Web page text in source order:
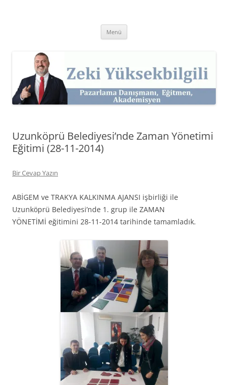
Kişisel Web Sitesi.
Menü
Uzunköprü Belediyesi’nde Zaman Yönetimi
Eğitimi (28-11-2014)
Bir Cevap Yazın
ABİGEM ve TRAKYA KALKINMA AJANSI işbirliği ile
Uzunköprü Belediyesi’nde 1. grup ile ZAMAN
YÖNETİMİ eğitimini 28-11-2014 tarihinde tamamladık.